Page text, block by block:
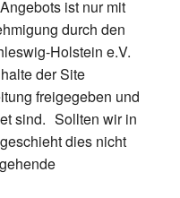
ist nur mit
durch den
Holstein e.V.
der Site
freigegeben und
sind. Sollten wir in
dies nicht